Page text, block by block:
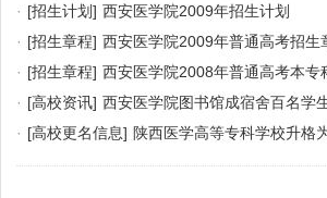
· [招生计划] 西安医学院2009年招生计划
· [招生章程] 西安医学院2009年普通高考招生
· [招生章程] 西安医学院2008年普通高考本专
· [高校资讯] 西安医学院图书馆成宿舍百名学
· [高校更名信息] 陕西医学高等专科学校升格